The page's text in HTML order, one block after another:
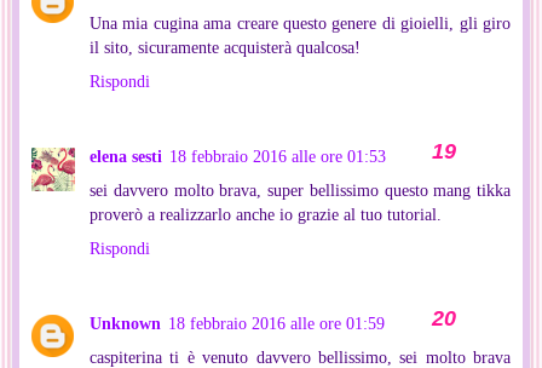
Una mia cugina ama creare questo genere di gioielli, gli giro
il sito, sicuramente acquisterà qualcosa!
Rispondi
elena sesti 18 febbraio 2016 alle ore 01:53
sei davvero molto brava, super bellissimo questo mang tikka
proverò a realizzarlo anche io grazie al tuo tutorial.
Rispondi
Unknown 18 febbraio 2016 alle ore 01:59
caspiterina ti è venuto davvero bellissimo, sei molto brava